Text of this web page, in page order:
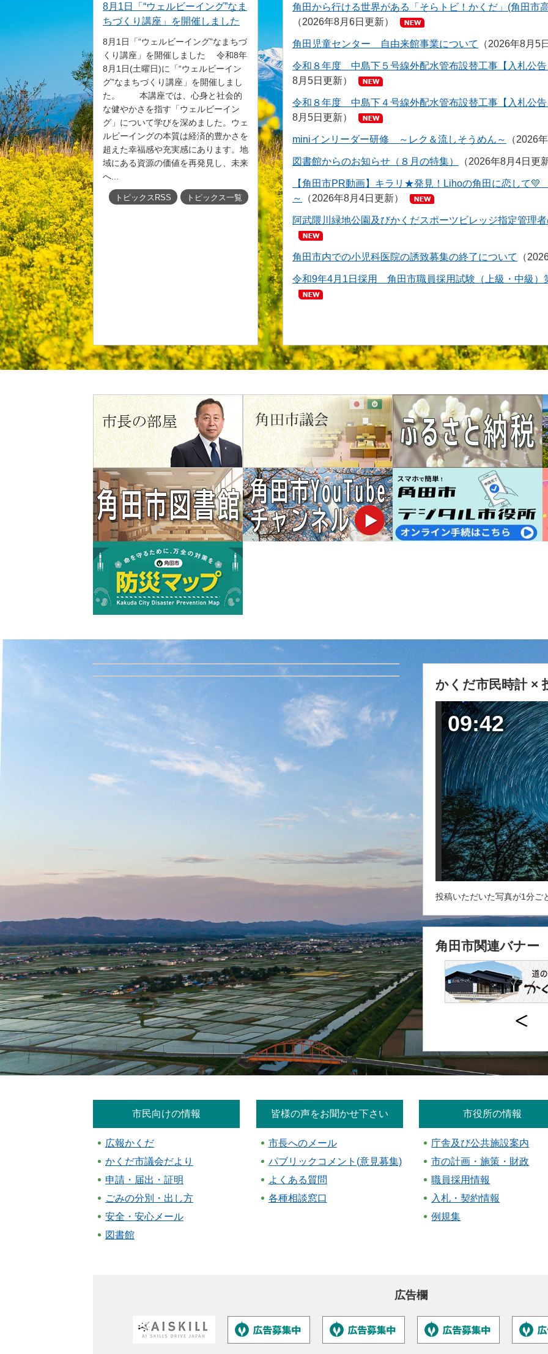
8月1日「“ウェルビーイング”なま
ちづくり講座」を開催しました
8月1日「“ウェルビーイング”なまちづ
くり講座」を開催しました 令和8年
8月1日(土曜日)に「“ウェルビーイン
グ”なまちづくり講座」を開催しまし
た。 本講座では、心身と社会的
な健やかさを指す「ウェルビーイン
グ」について学びを深めました。ウェ
ルビーイングの本質は経済的豊かさを
超えた幸福感や充実感にあります。地
域にある資源の価値を再発見し、未来
へ...
トピックスRSS トピックス一覧
角田から行ける世界がある「そらトビ！かくだ」(角田市
2026年8月6日更新
角田児童センター 自由来館事業について 2026年8月5
令和８年度 中島下５号線外配水管布設替工事【入札公
8月5日更新
令和８年度 中島下４号線外配水管布設替工事【入札公
8月5日更新
miniインリーダー研修 ～レク＆流しそうめん～ 2026
図書館からのお知らせ（８月の特集） 2026年8月4日更
【角田市PR動画】キラリ★発見！Lihoの角田に恋して
～
2026年8月4日更新
阿武隈川緑地公園及びかくだスポーツビレッジ指定管理
角田市内での小児科医院の誘致募集の終了について
令和9年4月1日採用 角田市職員採用試験（上級・中級）
かくだ市民時計 ×
09:42
投稿いただいた写真が1分ご
角田市関連バナー
市民向けの情報
広報かくだ
かくだ市議会だより
申請・届出・証明
ごみの分別・出し方
安全・安心メール
図書館
皆様の声をお聞かせ下さい
市長へのメール
パブリックコメント(意見募集)
よくある質問
各種相談窓口
市役所の情報
庁舎及び公共施設案内
市の計画・施策・財政
職員採用情報
入札・契約情報
例規集
広告欄